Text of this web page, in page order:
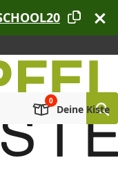
Deine Kiste